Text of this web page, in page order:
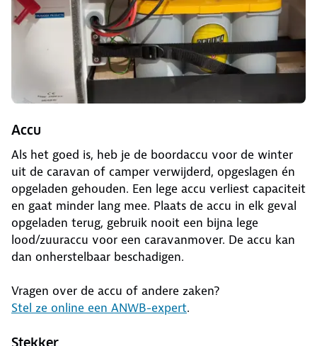
Accu
Als het goed is, heb je de boordaccu voor de winter
uit de caravan of camper verwijderd, opgeslagen én
opgeladen gehouden. Een lege accu verliest capaciteit
en gaat minder lang mee. Plaats de accu in elk geval
opgeladen terug, gebruik nooit een bijna lege
lood/zuuraccu voor een caravanmover. De accu kan
dan onherstelbaar beschadigen.
Vragen over de accu of andere zaken?
Stel ze online een ANWB-expert.